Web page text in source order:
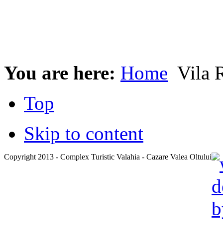
You are here: Home Vila
Top
Skip to content
Copyright 2013 - Complex Turistic Valahia - Cazare Valea Oltului